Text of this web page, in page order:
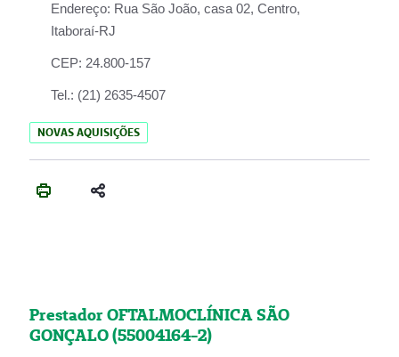
Endereço: Rua São João, casa 02, Centro,
Itaboraí-RJ
CEP: 24.800-157
Tel.: (21) 2635-4507
NOVAS AQUISIÇÕES
Prestador OFTALMOCLÍNICA SÃO
GONÇALO (55004164-2)